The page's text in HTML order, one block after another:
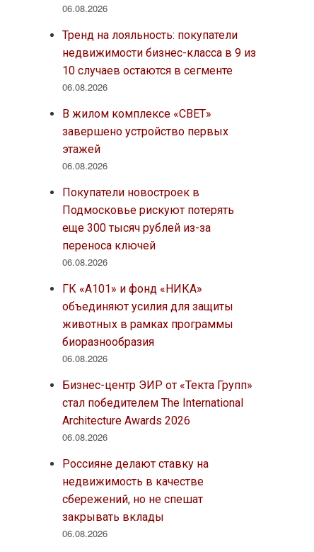
06.08.2026
Тренд на лояльность: покупатели
недвижимости бизнес-класса в 9 из
10 случаев остаются в сегменте
06.08.2026
В жилом комплексе «СВЕТ»
завершено устройство первых
этажей
06.08.2026
Покупатели новостроек в
Подмосковье рискуют потерять
еще 300 тысяч рублей из-за
переноса ключей
06.08.2026
ГК «А101» и фонд «НИКА»
объединяют усилия для защиты
животных в рамках программы
биоразнообразия
06.08.2026
Бизнес-центр ЭИР от «Текта Групп»
стал победителем The International
Architecture Awards 2026
06.08.2026
Россияне делают ставку на
недвижимость в качестве
сбережений, но не спешат
закрывать вклады
06.08.2026